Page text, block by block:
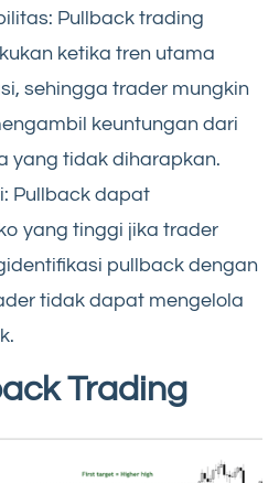
Pullback trading
ketika tren utama
sehingga trader mungkin
keuntungan dari
yang tidak diharapkan.
Pullback dapat
yang tinggi jika trader
pullback dengan
tidak dapat mengelola
Trading